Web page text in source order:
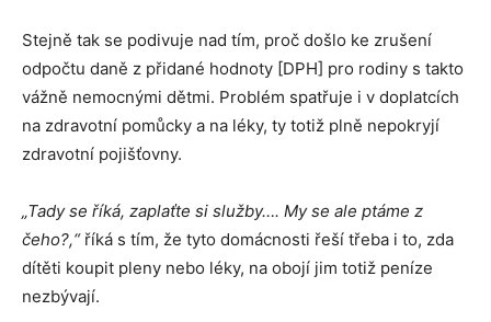
Stejně tak se podivuje nad tím, proč došlo ke zrušení
odpočtu daně z přidané hodnoty [DPH] pro rodiny s takto
vážně nemocnými dětmi. Problém spatřuje i v doplatcích
na zdravotní pomůcky a na léky, ty totiž plně nepokryjí
zdravotní pojišťovny.
„Tady se říká, zaplaťte si služby…. My se ale ptáme z
čeho?,“říká s tím, že tyto domácnosti řeší třeba i to, zda
dítěti koupit pleny nebo léky, na obojí jim totiž peníze
nezbývají.